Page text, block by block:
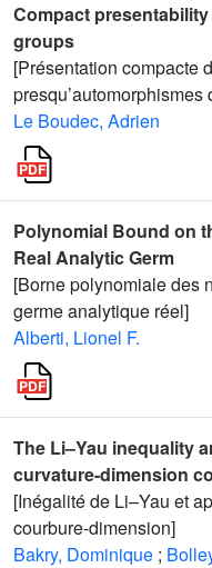
Compact
groups
[Présentation compacte
presqu’automorphismes
Le Boudec, Adrien
Polynomial Bound on
Real Analytic Germ
[Borne polynomiale des
germe analytique réel]
Alberti, Lionel F.
The Li–Yau inequality
curvature-dimension
[Inégalité de Li–Yau et
courbure-dimension]
Bakry, Dominique ;